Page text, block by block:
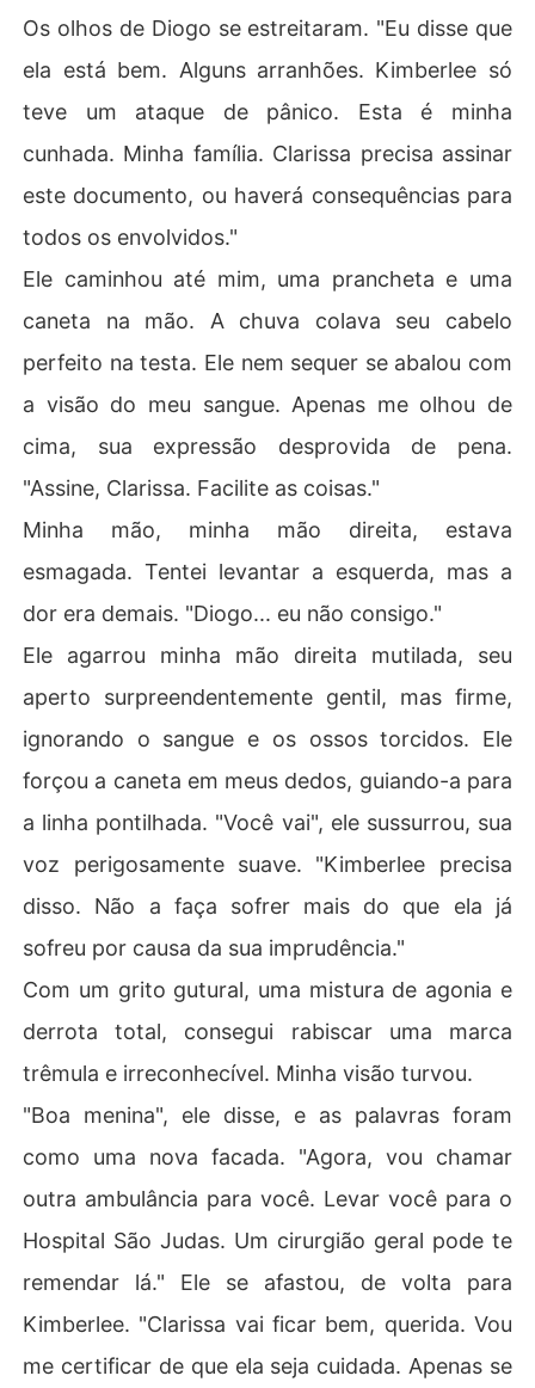
Os olhos de Diogo se estreitaram. "Eu disse que
ela está bem. Alguns arranhões. Kimberlee só
teve um ataque de pânico. Esta é minha
cunhada. Minha família. Clarissa precisa assinar
este documento, ou haverá consequências para
todos os envolvidos."
Ele caminhou até mim, uma prancheta e uma
caneta na mão. A chuva colava seu cabelo
perfeito na testa. Ele nem sequer se abalou com
a visão do meu sangue. Apenas me olhou de
cima, sua expressão desprovida de pena.
"Assine, Clarissa. Facilite as coisas."
Minha mão, minha mão direita, estava
esmagada. Tentei levantar a esquerda, mas a
dor era demais. "Diogo... eu não consigo."
Ele agarrou minha mão direita mutilada, seu
aperto surpreendentemente gentil, mas firme,
ignorando o sangue e os ossos torcidos. Ele
forçou a caneta em meus dedos, guiando-a para
a linha pontilhada. "Você vai", ele sussurrou, sua
voz perigosamente suave. "Kimberlee precisa
disso. Não a faça sofrer mais do que ela já
sofreu por causa da sua imprudência."
Com um grito gutural, uma mistura de agonia e
derrota total, consegui rabiscar uma marca
trêmula e irreconhecível. Minha visão turvou.
"Boa menina", ele disse, e as palavras foram
como uma nova facada. "Agora, vou chamar
outra ambulância para você. Levar você para o
Hospital São Judas. Um cirurgião geral pode te
remendar lá." Ele se afastou, de volta para
Kimberlee. "Clarissa vai ficar bem, querida. Vou
me certificar de que ela seja cuidada. Apenas se